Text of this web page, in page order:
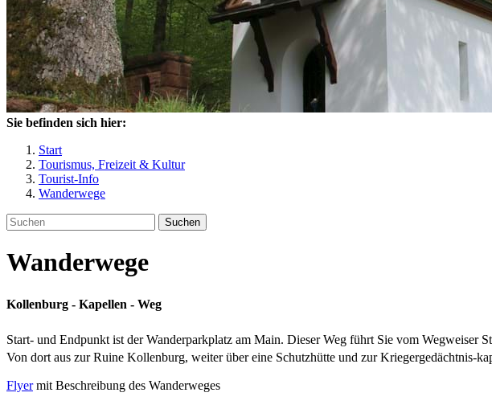
Sie befinden sich hier:
Start
Tourismus, Freizeit & Kultur
Tourist-Info
Wanderwege
Suchen
Wanderwege
Kollenburg - Kapellen - Weg
Start- und Endpunkt ist der Wanderparkplatz am Main. Dieser Weg führt Sie vom Wegweiser
Von dort aus zur Ruine Kollenburg, weiter über eine Schutzhütte und zur Kriegergedächtnis-
Flyermit Beschreibung des Wanderweges